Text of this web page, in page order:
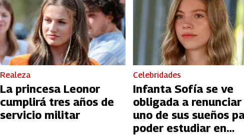
Realeza
La princesa Leonor
cumplirá tres años de
servicio militar
Celebridades
Infanta Sofía se ve
obligada a renunciar
uno de sus sueños
poder estudiar en